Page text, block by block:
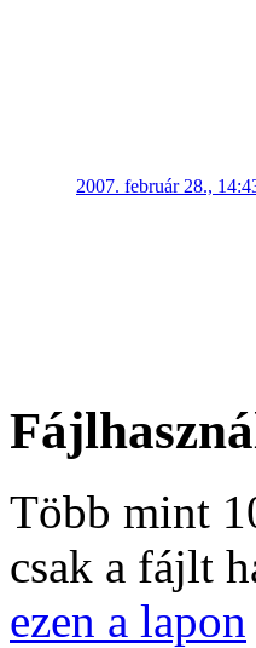
2007. február 28.,
Több mint
csak a fájlt
ezen a lapon